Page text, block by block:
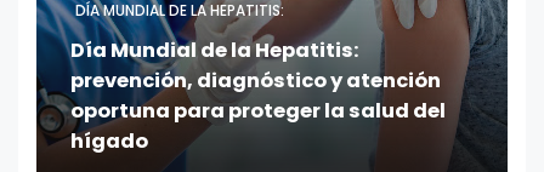
DÍA MUNDIAL DE LA HEPATITIS:
Día Mundial de la Hepatitis:
prevención, diagnóstico y atención
oportuna para proteger la salud del
hígado